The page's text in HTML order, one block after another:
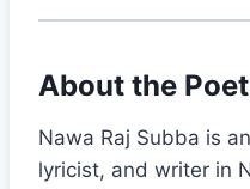
About the
Nawa Raj Subba is
lyricist, and writer in